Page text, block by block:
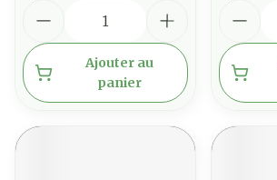
Ajouter au
panier